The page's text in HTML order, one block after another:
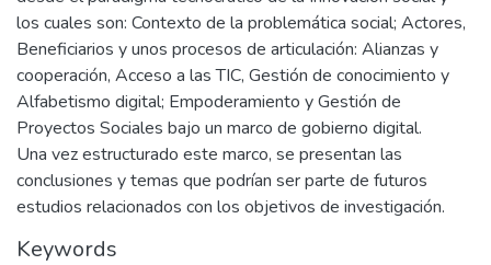
los cuales son: Contexto de la problemática social; Actores,
Beneficiarios y unos procesos de articulación: Alianzas y
cooperación, Acceso a las TIC, Gestión de conocimiento y
Alfabetismo digital; Empoderamiento y Gestión de
Proyectos Sociales bajo un marco de gobierno digital.
Una vez estructurado este marco, se presentan las
conclusiones y temas que podrían ser parte de futuros
estudios relacionados con los objetivos de investigación.
Keywords